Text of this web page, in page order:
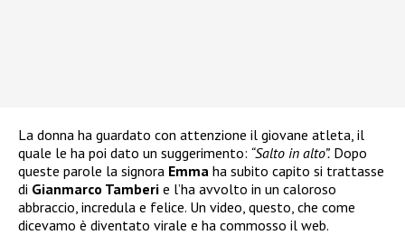
La donna ha guardato con attenzione il giovane atleta, il
quale le ha poi dato un suggerimento: “Salto in alto”. Dopo
queste parole la signora Emma ha subito capito si trattasse
di Gianmarco Tamberi e l’ha avvolto in un caloroso
abbraccio, incredula e felice. Un video, questo, che come
dicevamo è diventato virale e ha commosso il web.